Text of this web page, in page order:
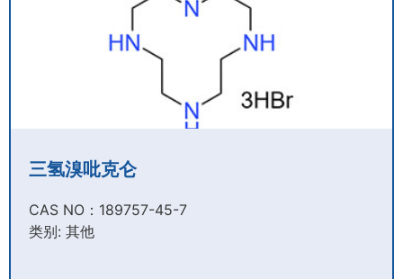
三氢溴吡克仑
CAS NO：189757-45-7​
类别: 其他